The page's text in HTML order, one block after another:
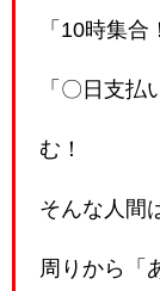
「10時集
「〇日支
む！
そんな人間
周りから「